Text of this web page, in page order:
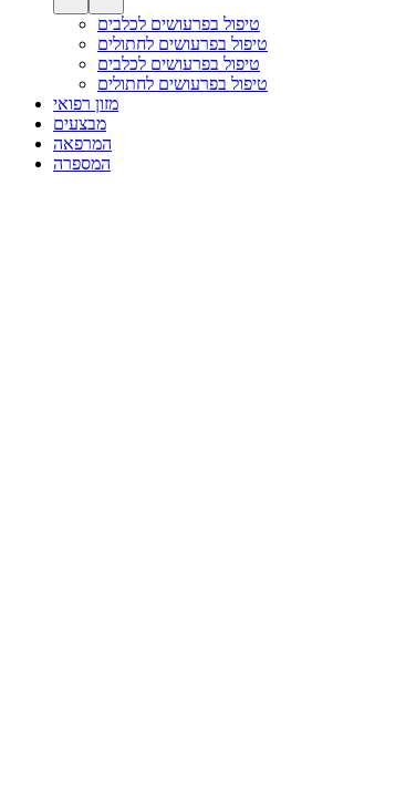
טיפול בפרעושים לכלבים
טיפול בפרעושים לחתולים
טיפול בפרעושים לכלבים
טיפול בפרעושים לחתולים
מזון רפואי
מבצעים
המרפאה
המספרה